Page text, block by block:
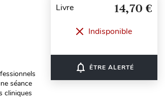
séance
cliniques
Livre 14,70 €
Indisponible
notifications_none ÊTRE ALERTÉ